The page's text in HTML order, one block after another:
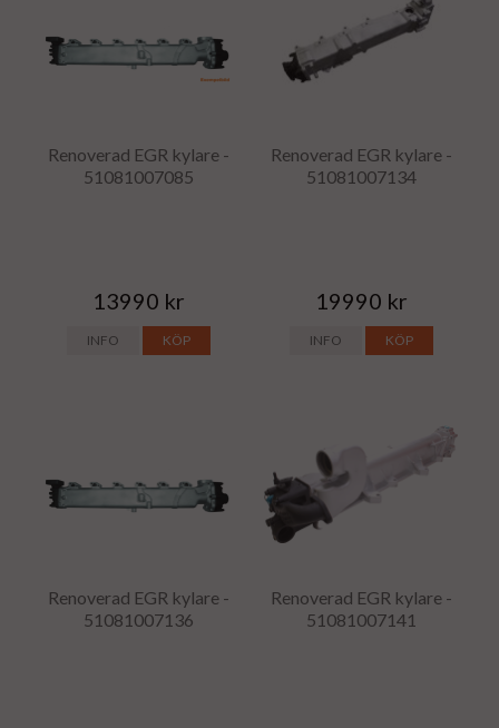
Renoverad EGR kylare -
51081007085
13990 kr
INFO KÖP
Renoverad EGR kylare -
51081007134
19990 kr
INFO KÖP
Renoverad EGR kylare -
51081007136
Renoverad EGR kylare -
51081007141